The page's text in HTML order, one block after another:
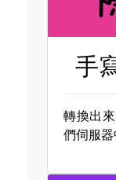
手
轉換出
們伺服器